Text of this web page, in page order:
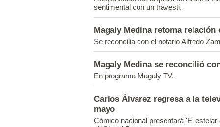
sentimental con un travesti.
Magaly Medina retoma
Se reconcilia con el notario Alfredo
Magaly Medina se reconcilió
En programa Magaly TV.
Carlos Álvarez regresa a la
mayo
Cómico nacional presentará 'El